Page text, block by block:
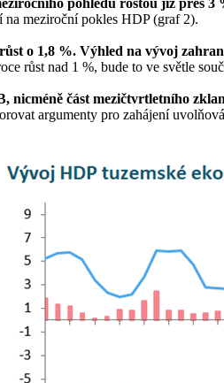
na meziroční pokles HDP (graf 2).
o 1,8 %. Výhled na vývoj
růst nad 1 %, bude to ve světle
nicméně část mezičtvrtletního
argumenty pro zahájení